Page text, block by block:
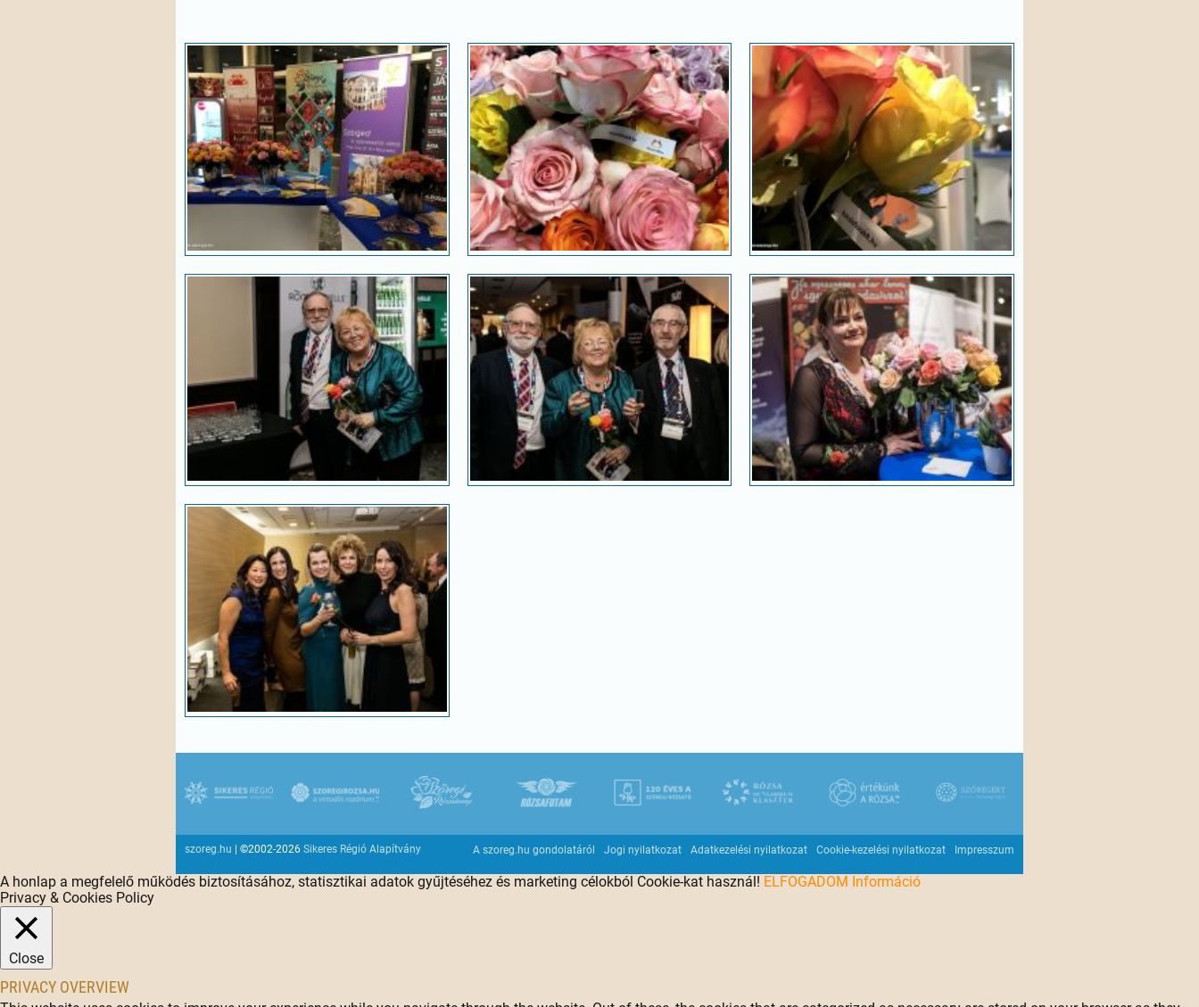
szoreg.hu | ©2002-2026 Sikeres Régió Alapítvány A szoreg.hu gondolatáról Jogi nyilatkozat Adatkezelési nyilatkozat Cookie-kezelési nyilatkozat Impresszum
A honlap a megfelelő működés biztosításához, statisztikai adatok gyűjtéséhez és marketing célokból Cookie-kat használ! ELFOGADOM Információ
Privacy & Cookies Policy
Close
PRIVACY OVERVIEW